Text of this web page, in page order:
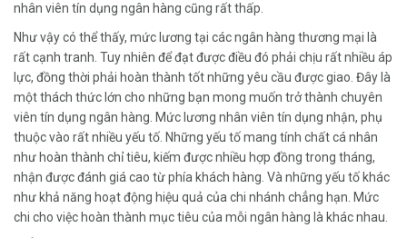
nhân viên tín dụng ngân hàng cũng rất thấp.
Như vậy có thể thấy, mức lương tại các ngân hàng thương mại là
rất cạnh tranh. Tuy nhiên để đạt được điều đó phải chịu rất nhiều áp
lực, đồng thời phải hoàn thành tốt những yêu cầu được giao. Đây là
một thách thức lớn cho những bạn mong muốn trở thành chuyên
viên tín dụng ngân hàng. Mức lương nhân viên tín dụng nhận, phụ
thuộc vào rất nhiều yếu tố. Những yếu tố mang tính chất cá nhân
như hoàn thành chỉ tiêu, kiếm được nhiều hợp đồng trong tháng,
nhận được đánh giá cao từ phía khách hàng. Và những yếu tố khác
như khả năng hoạt động hiệu quả của chi nhánh chẳng hạn. Mức
chi cho việc hoàn thành mục tiêu của mỗi ngân hàng là khác nhau.